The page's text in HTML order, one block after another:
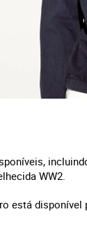
WW2.
está disponível